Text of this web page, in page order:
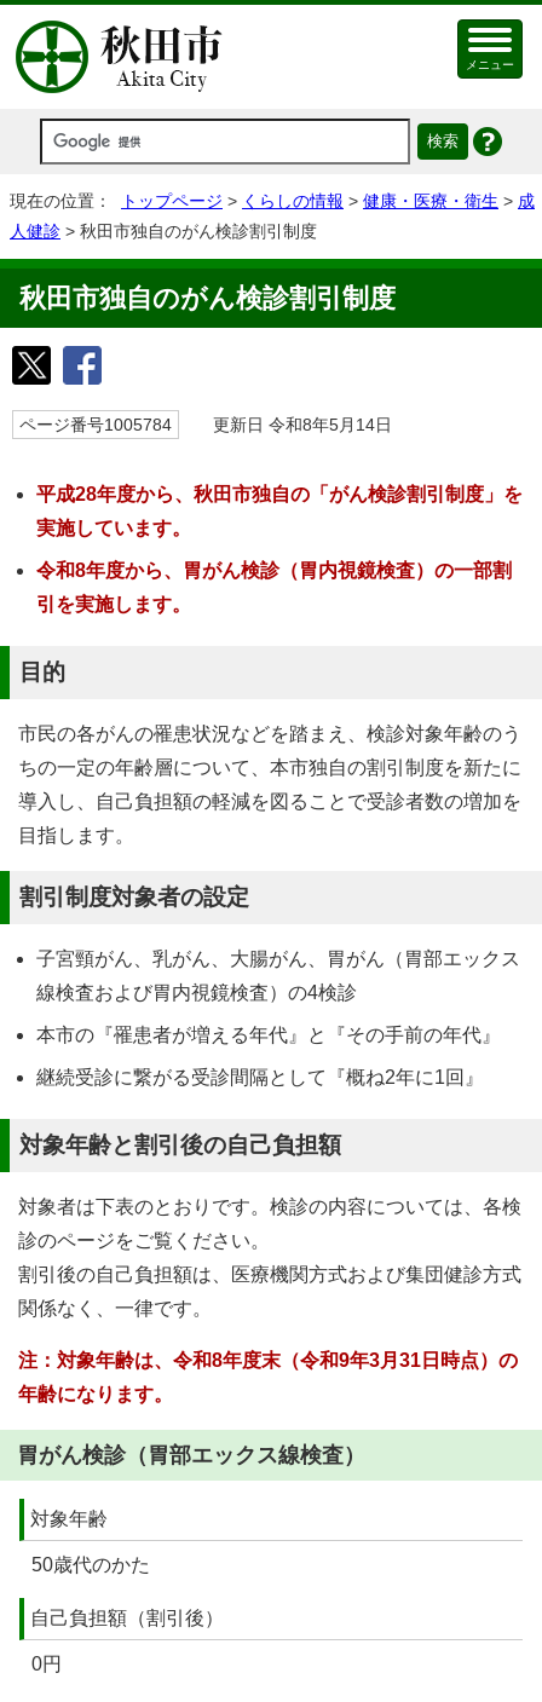
メニュー
現在の位置： トップページ > くらしの情報 > 健康・医療・衛生 > 成
人健診 > 秋田市独自のがん検診割引制度
秋田市独自のがん検診割引制度
ページ番号1005784 更新日 令和8年5月14日
平成28年度から、秋田市独自の「がん検診割引制度」を
実施しています。
令和8年度から、胃がん検診（胃内視鏡検査）の一部割
引を実施します。
目的
市民の各がんの罹患状況などを踏まえ、検診対象年齢のう
ちの一定の年齢層について、本市独自の割引制度を新たに
導入し、自己負担額の軽減を図ることで受診者数の増加を
目指します。
割引制度対象者の設定
子宮頸がん、乳がん、大腸がん、胃がん（胃部エックス
線検査および胃内視鏡検査）の4検診
本市の『罹患者が増える年代』と『その手前の年代』
継続受診に繋がる受診間隔として『概ね2年に1回』
対象年齢と割引後の自己負担額
対象者は下表のとおりです。検診の内容については、各検
診のページをご覧ください。
割引後の自己負担額は、医療機関方式および集団健診方式
関係なく、一律です。
注：対象年齢は、令和8年度末（令和9年3月31日時点）の
年齢になります。
胃がん検診（胃部エックス線検査）
対象年齢
50歳代のかた
自己負担額（割引後）
0円